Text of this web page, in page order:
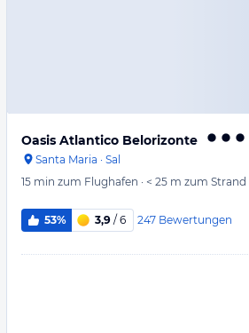
Oasis Atlantico Belorizonte
Santa Maria · Sal
15 min zum Flughafen · < 25 m zum Strand
53% 3,9 / 6 247 Bewertungen